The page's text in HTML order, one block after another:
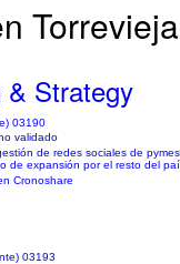
& Strategy
03190
validado
de redes sociales de
expansión por el resto del
Cronoshare
03193